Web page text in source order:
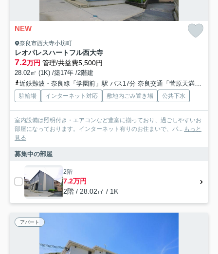
NEW
奈良市西大寺小坊町
レオパレスハートフル西大寺
7.2万円 管理/共益費5,500円
28.02㎡ (1K) /築17年 /2階建
近鉄難波・奈良線「学園前」駅 バス17分 奈良交通「菅原天満宮（奈良県）」 停歩16分
駐輪場 インターネット対応 敷地内ごみ置き場 公共下水
室内設備は照明付き・エアコンなど豊富に揃っており、過ごしやすいお
部屋になっております。インターネット有りのお住まいで、パ... もっと
見る
募集中の部屋
2階
7.2万円
2階 / 28.02㎡ / 1K
アパート